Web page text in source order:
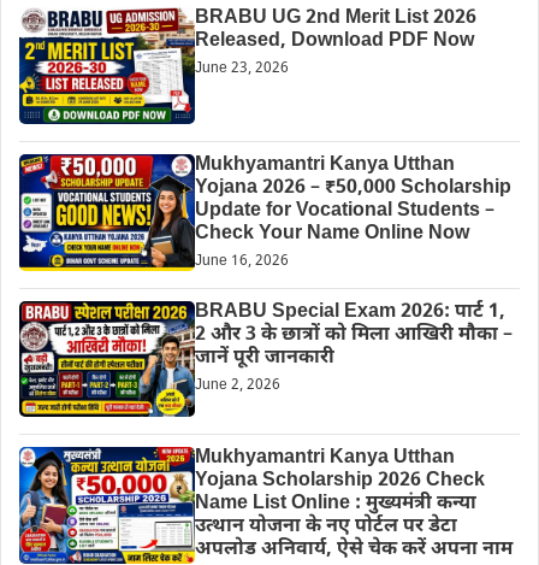
BRABU UG 2nd Merit List 2026
Released, Download PDF Now
June 23, 2026
Mukhyamantri Kanya Utthan
Yojana 2026 – ₹50,000 Scholarship
Update for Vocational Students –
Check Your Name Online Now
June 16, 2026
BRABU Special Exam 2026: पार्ट 1,
2 और 3 के छात्रों को मिला आखिरी मौका –
जानें पूरी जानकारी
June 2, 2026
Mukhyamantri Kanya Utthan
Yojana Scholarship 2026 Check
Name List Online : मुख्यमंत्री कन्या
उत्थान योजना के नए पोर्टल पर डेटा
अपलोड अनिवार्य, ऐसे चेक करें अपना नाम